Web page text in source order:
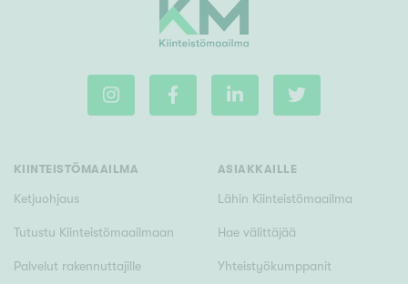
KIINTEISTÖMAAILMA
Ketjuohjaus
Tutustu Kiinteistömaailmaan
Palvelut rakennuttajille
ASIAKKAILLE
Lähin Kiinteistömaailma
Hae välittäjää
Yhteistyökumppanit